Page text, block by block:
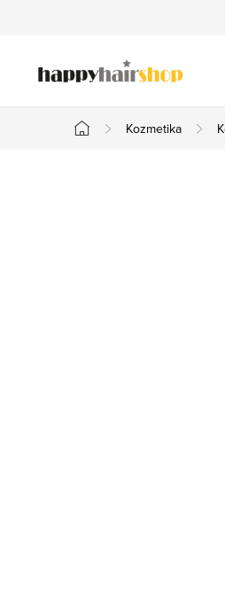
Domov
Kozmetika